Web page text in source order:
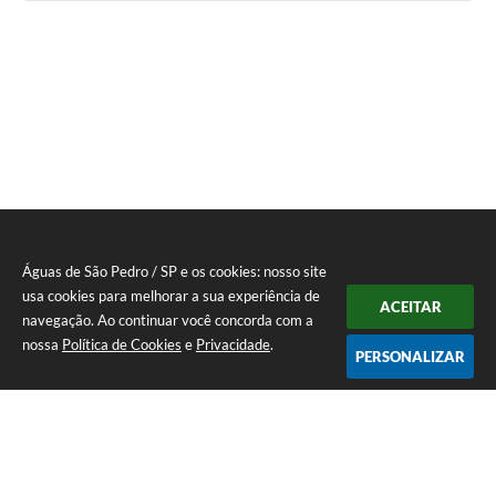
Águas de São Pedro / SP e os cookies: nosso site
usa cookies para melhorar a sua experiência de
navegação. Ao continuar você concorda com a
nossa Política de Cookies e Privacidade.
ACEITAR
PERSONALIZAR